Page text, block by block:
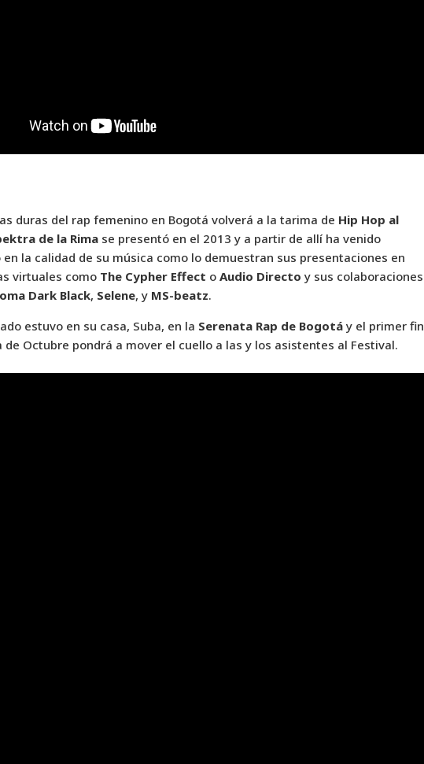
duras del rap femenino en Bogotá volverá a la tarima de Hip Hop al
de la Rimase presentó en el 2013 y a partir de allí ha venido
en la calidad de su música como lo demuestran sus presentaciones en
virtuales como The Cypher Effect o Audio Directo y sus colaboraciones
Dark Black, Selene, y MS-beatz.
estuvo en su casa, Suba, en la Serenata Rap de Bogotá y el primer fin
de Octubre pondrá a mover el cuello a las y los asistentes al Festival.